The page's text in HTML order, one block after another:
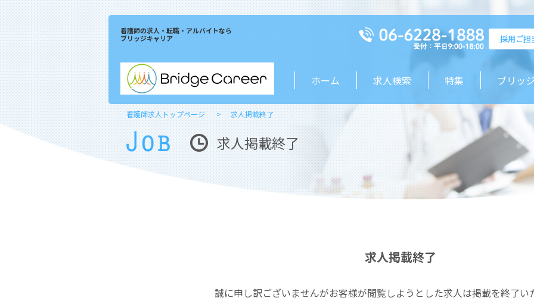
看護師の求人・転職・アルバイトなら
ブリッジキャリア
ホーム 求人検索 特集 ブリッ
看護師求人トップページ 求人掲載終了
求人掲載終了
求人掲載終了
誠に申し訳ございませんがお客様が閲覧しようとした求人は掲載を終了い